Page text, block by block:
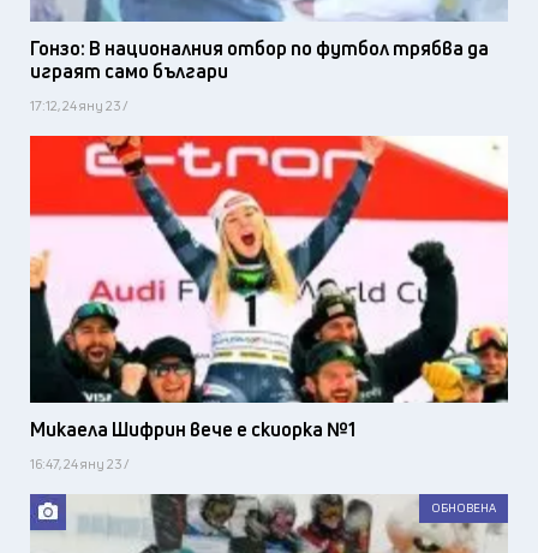
Гонзо: В националния отбор по футбол трябва да
играят само българи
17:12, 24 яну 23 /
Микаела Шифрин вече е скиорка №1
16:47, 24 яну 23 /
ОБНОВЕНА